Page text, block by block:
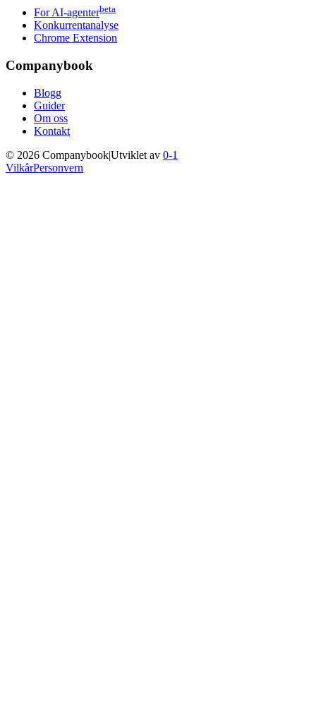
For AI-agenterbeta
Konkurrentanalyse
Chrome Extension
Companybook
Blogg
Guider
Om oss
Kontakt
© 2026 Companybook|Utviklet av 0-1
VilkårPersonvern